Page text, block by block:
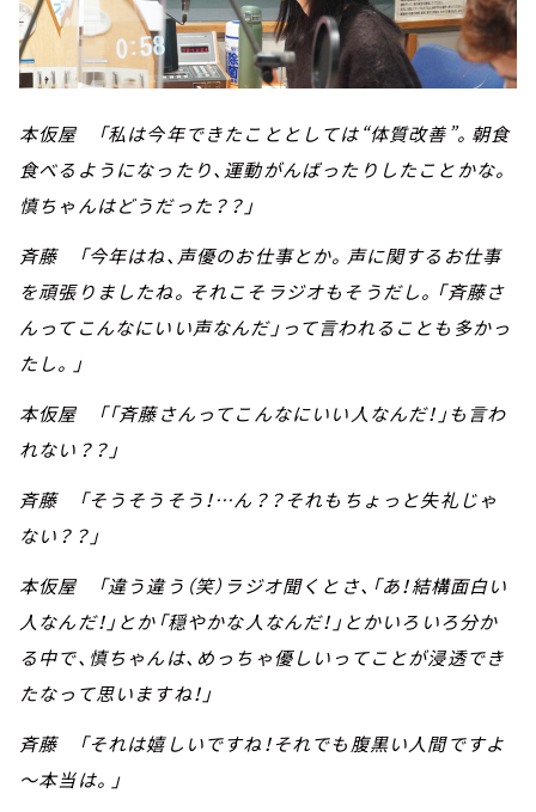
本仮屋 「私は今年できたこととしては“体質改善”。朝食
食べるようになったり、運動がんばったりしたことかな。
慎ちゃんはどうだった？？」
斉藤 「今年はね、声優のお仕事とか。声に関するお仕事
を頑張りましたね。それこそラジオもそうだし。「斉藤さ
んってこんなにいい声なんだ」って言われることも多かっ
たし。」
本仮屋 「「斉藤さんってこんなにいい人なんだ！」も言わ
れない？？」
斉藤 「そうそうそう！…ん？？それもちょっと失礼じゃ
ない？？」
本仮屋 「違う違う（笑）ラジオ聞くとさ、「あ！結構面白い
人なんだ！」とか「穏やかな人なんだ！」とかいろいろ分か
る中で、慎ちゃんは、めっちゃ優しいってことが浸透でき
たなって思いますね！」
斉藤 「それは嬉しいですね！それでも腹黒い人間ですよ
～本当は。」